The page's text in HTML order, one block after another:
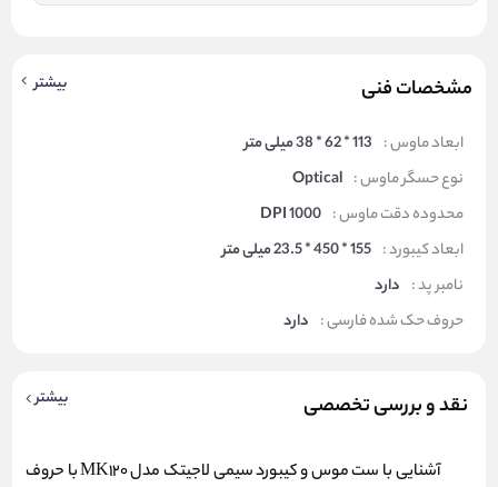
مشخصات فنی بیشتر
ابعاد ماوس : 113 * 62 * 38 میلی متر
نوع حسگر ماوس : Optical
محدوده دقت ماوس : 1000 DPI
ابعاد کیبورد : 155 * 450 * 23.5 میلی متر
نامبر پد : دارد
حروف حک شده فارسی : دارد
نقد و بررسی تخصصی بیشتر
آشنایی با ست موس و کیبورد سیمی لاجیتک مدل MK120 با حروف